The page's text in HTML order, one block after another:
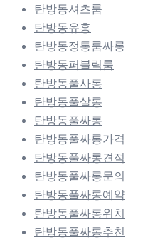
탄방동셔츠룸
탄방동유흥
탄방동정통룸싸롱
탄방동퍼블릭룸
탄방동풀사롱
탄방동풀살롱
탄방동풀싸롱
탄방동풀싸롱가격
탄방동풀싸롱견적
탄방동풀싸롱문의
탄방동풀싸롱예약
탄방동풀싸롱위치
탄방동풀싸롱추천